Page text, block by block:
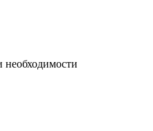
необходимости